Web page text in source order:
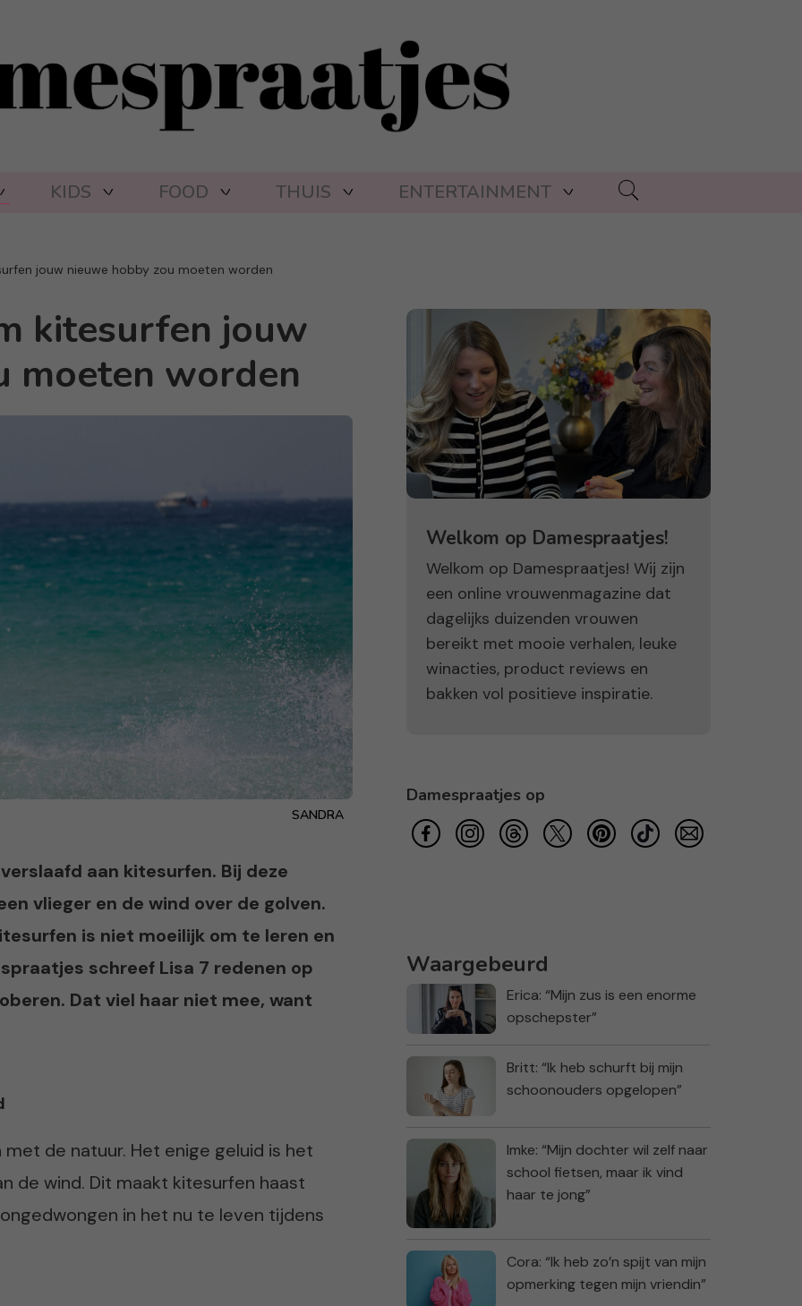
KIDS FOOD THUIS ENTERTAINMENT
jouw nieuwe hobby zou moeten worden
kitesurfen jouw
moeten worden
SANDRA
aan kitesurfen. Bij deze
vlieger en de wind over de golven.
is niet moeilijk om te leren en
schreef Lisa 7 redenen op
Dat viel haar niet mee, want
de natuur. Het enige geluid is het
de wind. Dit maakt kitesurfen haast
in het nu te leven tijdens
Welkom op Damespraatjes!
Welkom op Damespraatjes! Wij zijn
een online vrouwenmagazine dat
dagelijks duizenden vrouwen
bereikt met mooie verhalen, leuke
winacties, product reviews en
bakken vol positieve inspiratie.
Damespraatjes op
Waargebeurd
Erica: “Mijn zus is een enorme
opschepster”
Britt: “Ik heb schurft bij mijn
schoonouders opgelopen”
Imke: “Mijn dochter wil zelf naar
school fietsen, maar ik vind
haar te jong”
Cora: “Ik heb zo’n spijt van mijn
opmerking tegen mijn vriendin”